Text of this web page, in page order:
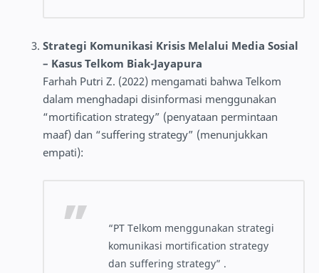
Strategi Komunikasi Krisis Melalui Media Sosial
– Kasus Telkom Biak-Jayapura
Farhah Putri Z. (2022) mengamati bahwa Telkom
dalam menghadapi disinformasi menggunakan
“mortification strategy” (penyataan permintaan
maaf) dan “suffering strategy” (menunjukkan
empati):
“PT Telkom menggunakan strategi
komunikasi mortification strategy
dan suffering strategy” .